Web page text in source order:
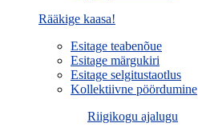
Rääkige kaasa!
Esitage teabenõue
Esitage märgukiri
Esitage selgitustaotlus
Kollektiivne pöördumine
Riigikogu ajalugu